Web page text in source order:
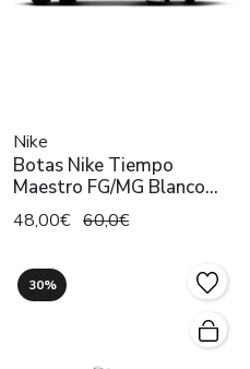
Nike
Botas Nike Tiempo
Maestro FG/MG Blanco
Hombre
48,00€ 60,0€
30%